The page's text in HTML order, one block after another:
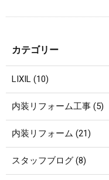
カテゴリー
LIXIL (10)
内装リフォーム工事 (5)
内装リフォーム (21)
スタッフブログ (8)